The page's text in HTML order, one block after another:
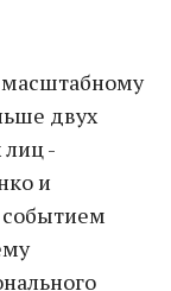
масштабному
двух
-
и